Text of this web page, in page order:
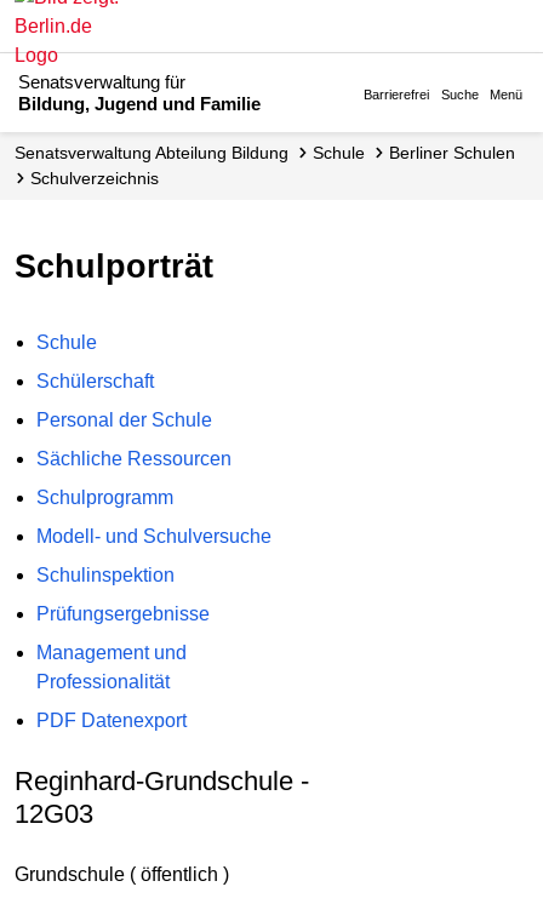
Senatsverwaltung für
Bildung, Jugend und Familie
Barrierefrei Suche Menü
Senats­verwaltung Abteilung Bildung Schule
Berliner Schulen
Schul­verzeichnis
Schulporträt
Schule
Schülerschaft
Personal der Schule
Sächliche Ressourcen
Schulprogramm
Modell- und Schulversuche
Schulinspektion
Prüfungsergebnisse
Management und
Professionalität
PDF Datenexport
Reginhard-Grundschule -
12G03
Grundschule ( öffentlich )